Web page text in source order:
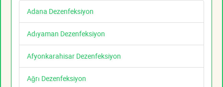
Adana Dezenfeksiyon
Adıyaman Dezenfeksiyon
Afyonkarahisar Dezenfeksiyon
Ağrı Dezenfeksiyon